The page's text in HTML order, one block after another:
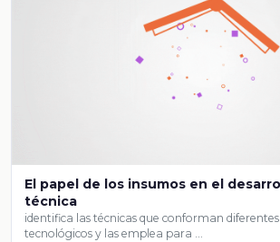
El papel de los insumos en el
técnica
identifica las técnicas que conforman
tecnológicos y las emplea para …